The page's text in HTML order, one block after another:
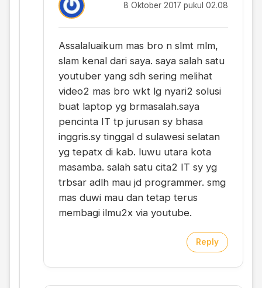
8 Oktober 2017 pukul 02.08
Assalaluaikum mas bro n slmt mlm,
slam kenal dari saya. saya salah satu
youtuber yang sdh sering melihat
video2 mas bro wkt lg nyari2 solusi
buat laptop yg brmasalah.saya
pencinta IT tp jurusan sy bhasa
inggris.sy tinggal d sulawesi selatan
yg tepatx di kab. luwu utara kota
masamba. salah satu cita2 IT sy yg
trbsar adlh mau jd programmer. smg
mas duwi mau dan tetap terus
membagi ilmu2x via youtube.
Reply